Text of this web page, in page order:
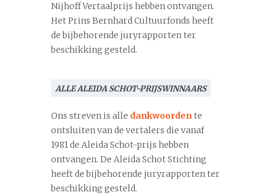
Nijhoff Vertaalprijs hebben ontvangen.
Het Prins Bernhard Cultuurfonds heeft
de bijbehorende juryrapporten ter
beschikking gesteld.
ALLE ALEIDA SCHOT-PRIJSWINNAARS
Ons streven is alle dankwoordente
ontsluiten van de vertalers die vanaf
1981 de Aleida Schot-prijs hebben
ontvangen. De Aleida Schot Stichting
heeft de bijbehorende juryrapporten ter
beschikking gesteld.